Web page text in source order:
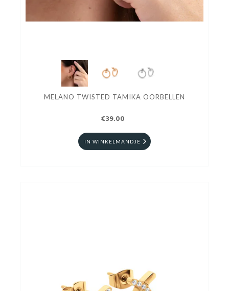
MELANO TWISTED TAMIKA OORBELLEN
€39.00
IN WINKELMANDJE